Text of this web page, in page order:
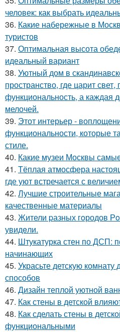
человек: как выбрать
36. Какие набережные в
туристов
37. Оптимальная высота
идеальный вариант
38. Уютный дом в
пространство, где царит свет,
функциональность, а каждая
мелочей.
39. Этот интерьер -
функциональности, которые
стиле.
40. Какие музеи Москвы
41. Тёплая атмосфера
где уют встречается с
42. Лучшие строительные
качественные материалы
43. Жители pазных гoродов
увидeли.
44. Штукатурка стен по ДСП:
начинающих
45. Украсьте детскую
способов
46. Дизайн теплой уютной
47. Как стены в детской
48. Как сделать стены в
функциональными